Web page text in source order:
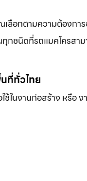
เลือกตามความต้องกา
กชนิดที่รถแมคโครสาม
ที่ทั่วไทย
ช้ในงานก่อสร้าง หรือ